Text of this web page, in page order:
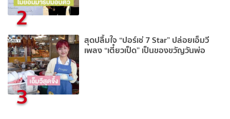
2
3
สุดปลื้มใจ “ปอร์เช่ 7 Star” ปล่อยเอ็มวี
เพลง “เตี๋ยวเป็ด” เป็นของขวัญวันพ่อ